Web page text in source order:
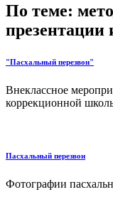
По теме:
презентации
"Пасхальный перезвон"
Внеклассное
коррекционной
Пасхальный перезвон
Фотографии